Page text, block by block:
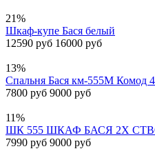
21%
Шкаф-купе Бася белый
12590 руб 16000 руб
13%
Спальня Бася км-555М Комод
7800 руб 9000 руб
11%
ШК 555 ШКАФ БАСЯ 2Х
7990 руб 9000 руб